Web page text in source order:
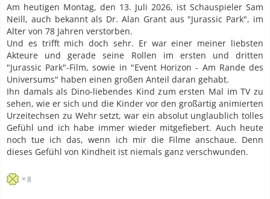
Am heutigen Montag, den 13. Juli 2026, ist Schauspieler Sam
Neill, auch bekannt als Dr. Alan Grant aus "Jurassic Park", im
Alter von 78 Jahren verstorben.
Und es trifft mich doch sehr. Er war einer meiner liebsten
Akteure und gerade seine Rollen im ersten und dritten
"Jurassic Park"-Film, sowie in "Event Horizon - Am Rande des
Universums" haben einen großen Anteil daran gehabt.
Ihn damals als Dino-liebendes Kind zum ersten Mal im TV zu
sehen, wie er sich und die Kinder vor den großartig animierten
Urzeitechsen zu Wehr setzt, war ein absolut unglaublich tolles
Gefühl und ich habe immer wieder mitgefiebert. Auch heute
noch tue ich das, wenn ich mir die Filme anschaue. Denn
dieses Gefühl von Kindheit ist niemals ganz verschwunden.
8